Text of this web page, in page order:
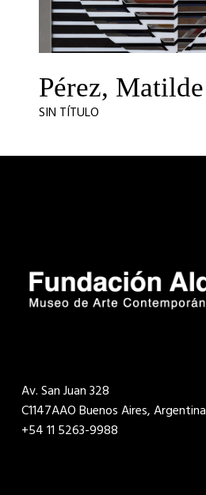
Pérez, Matilde
SIN TÍTULO
Av. San Juan 328
C1147AAO Buenos Aires, Argentina
+54 11 5263-9988